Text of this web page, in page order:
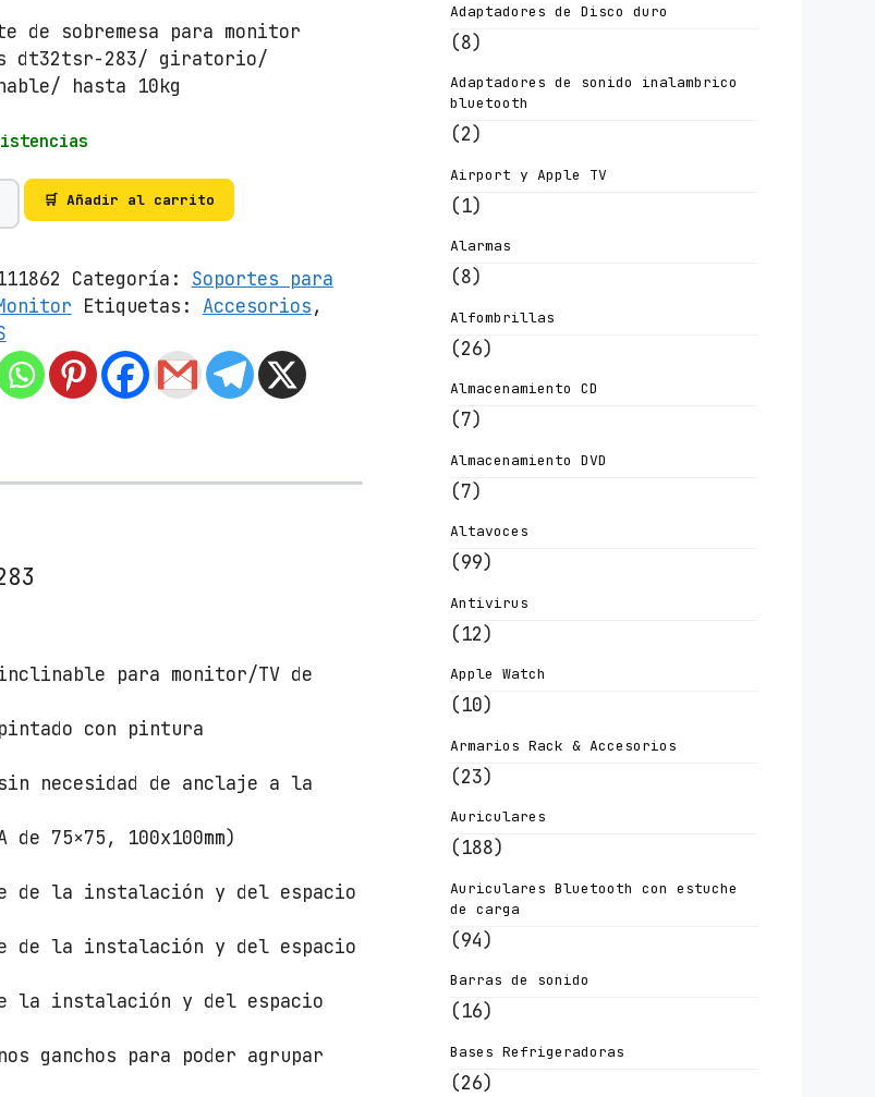
de sobremesa para monitor
dt32tsr-283/ giratorio/
hasta 10kg
🛒 Añadir al carrito
Categoría: Soportes para
Etiquetas: Accesorios,
para monitor/TV de
con pintura
necesidad de anclaje a la
de 75×75, 100x100mm)
de la instalación y del espacio
de la instalación y del espacio
la instalación y del espacio
ganchos para poder agrupar
Adaptadores de Disco duro
(8)
Adaptadores de sonido inalambrico
bluetooth
(2)
Airport y Apple TV
(1)
Alarmas
(8)
Alfombrillas
(26)
Almacenamiento CD
(7)
Almacenamiento DVD
(7)
Altavoces
(99)
Antivirus
(12)
Apple Watch
(10)
Armarios Rack & Accesorios
(23)
Auriculares
(188)
Auriculares Bluetooth con estuche
de carga
(94)
Barras de sonido
(16)
Bases Refrigeradoras
(26)